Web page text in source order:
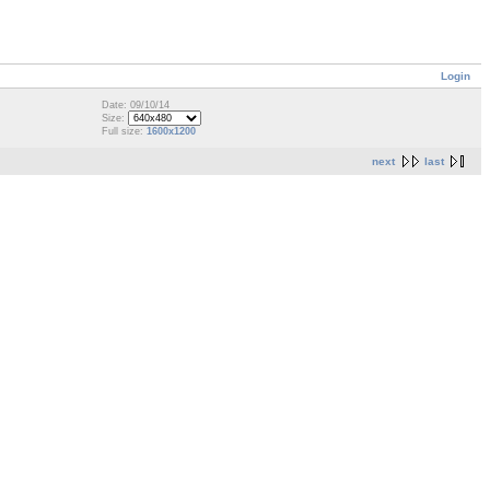
Login
Date: 09/10/14
Size:
Full size: 1600x1200
next last